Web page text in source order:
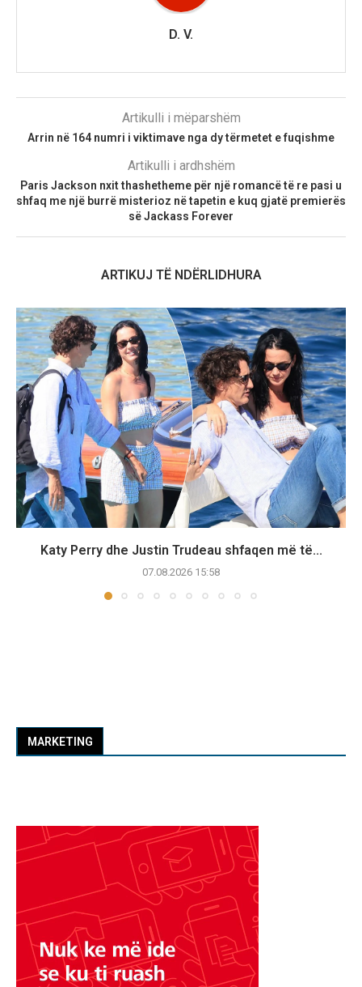
D. V.
Artikulli i mëparshëm
Arrin në 164 numri i viktimave nga dy tërmetet e fuqishme
Artikulli i ardhshëm
Paris Jackson nxit thashetheme për një romancë të re pasi u
shfaq me një burrë misterioz në tapetin e kuq gjatë premierës
së Jackass Forever
ARTIKUJ TË NDËRLIDHURA
Katy Perry dhe Justin Trudeau shfaqen më të...
07.08.2026 15:58
MARKETING